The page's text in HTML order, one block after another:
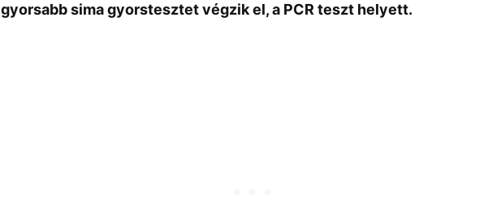
gyorsabb sima gyorstesztet végzik el, a PCR teszt helyett.